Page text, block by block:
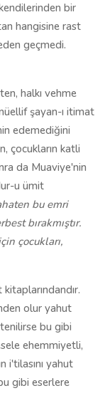
bir
hangisine rast
geçmedi.
halkı vehme
şayan-ı itimat
edemediğini
çocukların katli
da Muaviye'nin
u ümit
bu emri
bırakmıştır.
çocukları,
olur yahut
bu gibi
ehemmiyetli,
i'tilasını yahut
gibi eserlere